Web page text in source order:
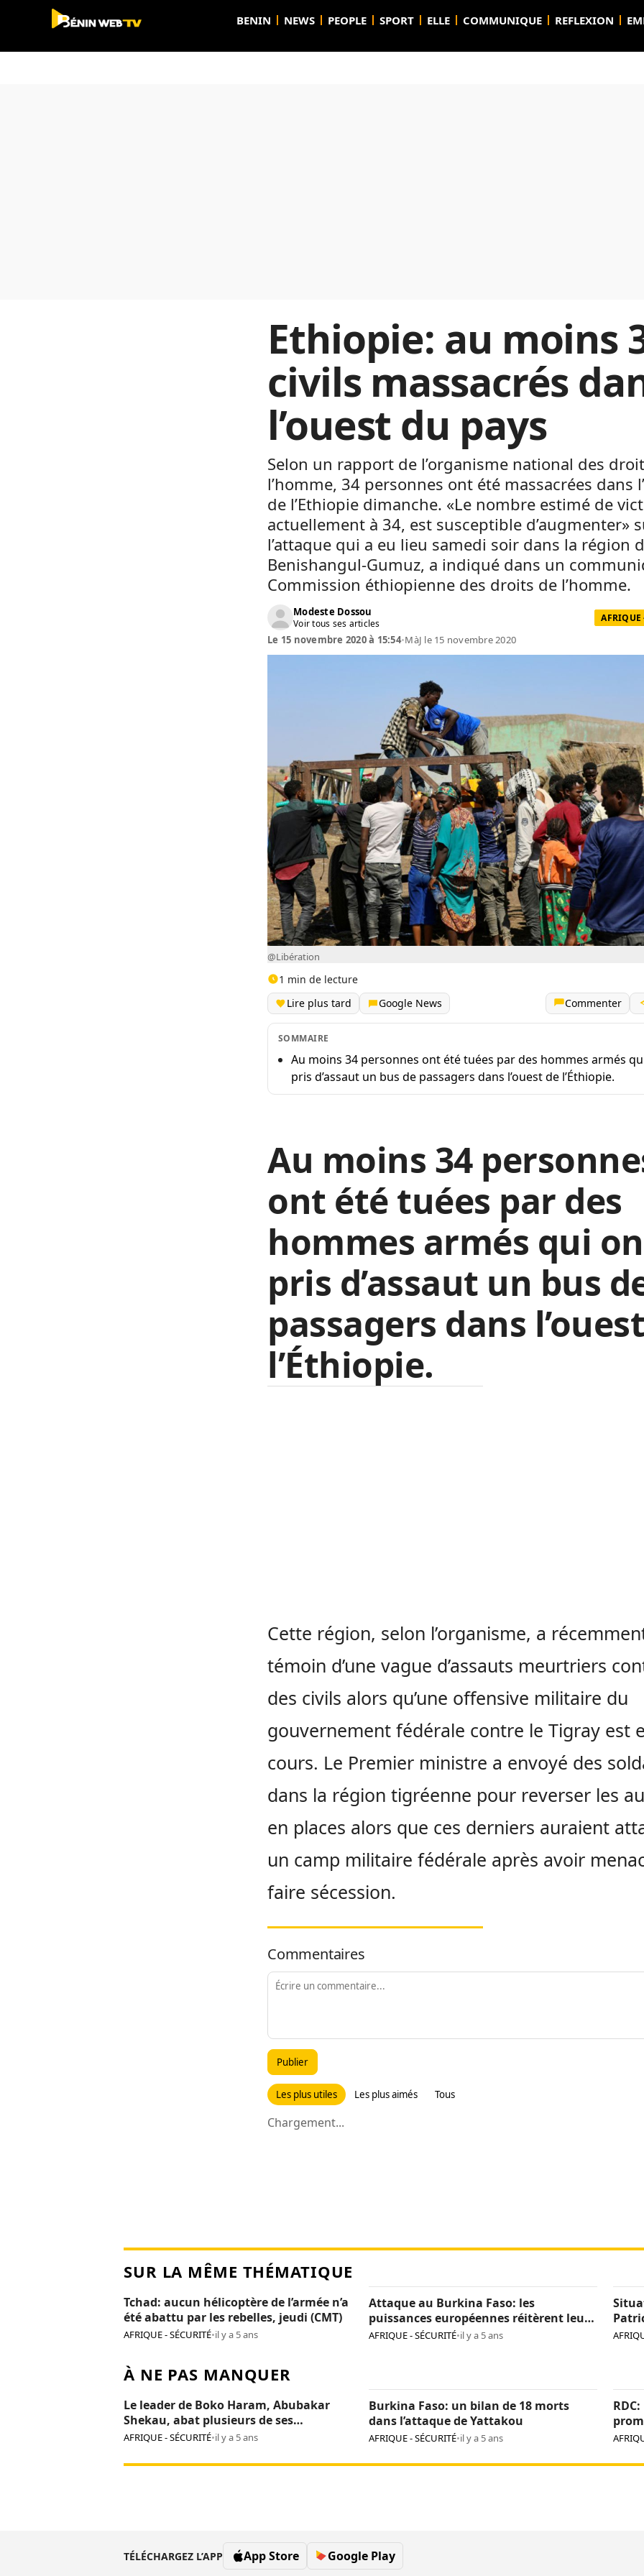
BENIN NEWS PEOPLE SPORT ELLE COMMUNIQUE REFLEXION
Ethiopie: au moins
civils massacrés
l’ouest du pays
Selon un rapport de l’organisme national des
l’homme, 34 personnes ont été massacrées dans
de l’Ethiopie dimanche. «Le nombre estimé de
actuellement à 34, est susceptible d’augmenter»
l’attaque qui a eu lieu samedi soir dans la région
Benishangul-Gumuz, a indiqué dans un
Commission éthiopienne des droits de l’homme.
Modeste Dossou
Voir tous ses articles AFRIQUE
Le 15 novembre 2020 à 15:54•MàJ le 15 novembre 2020
@Libération
1 min de lecture
Lire plus tard
Google News Commenter
SOMMAIRE
Au moins 34 personnes ont été tuées par des hommes armés
pris d’assaut un bus de passagers dans l’ouest de l’Éthiopie.
Au moins 34
ont été tuées par des
hommes armés qui
pris d’assaut un bus
passagers dans
l’Éthiopie.
Cette région, selon l’organisme, a
témoin d’une vague d’assauts meurtriers
des civils alors qu’une offensive militaire du
gouvernement fédérale contre le Tigray est
cours. Le Premier ministre a envoyé des
dans la région tigréenne pour reverser les
en places alors que ces derniers auraient
un camp militaire fédérale après avoir
faire sécession.
Commentaires
Publier
Les plus utiles Les plus aimés Tous
Chargement...
SUR LA MÊME THÉMATIQUE
Tchad: aucun hélicoptère de l’armée n’a
été abattu par les rebelles, jeudi (CMT)
AFRIQUE - SÉCURITÉ•il y a 5 ans
Attaque au Burkina Faso: les
puissances européennes réitèrent leur
détermination face au terrorisme
AFRIQUE - SÉCURITÉ•il y a 5 ans
À NE PAS MANQUER
Le leader de Boko Haram, Abubakar
Shekau, abat plusieurs de ses
commandants
AFRIQUE - SÉCURITÉ•il y a 5 ans
Burkina Faso: un bilan de 18 morts
dans l’attaque de Yattakou
AFRIQUE - SÉCURITÉ•il y a 5 ans
TÉLÉCHARGEZ L’APP App Store Google Play